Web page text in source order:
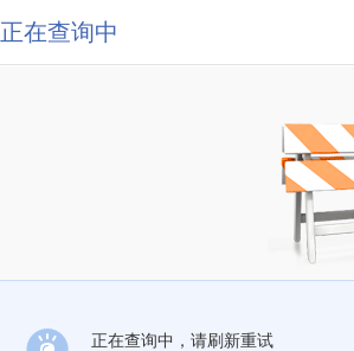
正在查询中
正在查询中，请刷新重试